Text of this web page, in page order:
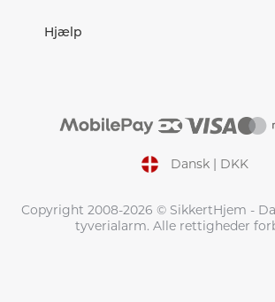
Hjælp
Dansk | DKK
Copyright 2008-2026 © SikkertHjem -
tyverialarm. Alle rettigheder